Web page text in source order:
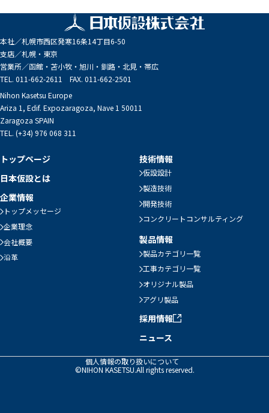
本社／札幌市西区発寒16条14丁目6-50
支店／札幌・東京
営業所／函館・苫小牧・旭川・釧路・北見・帯広
TEL. 011-662-2611 FAX. 011-662-2501
Nihon Kasetsu Europe
Ariza 1, Edif. Expozaragoza, Nave 1 50011
Zaragoza SPAIN
TEL. (+34) 976 068 311
トップページ
日本仮設とは
企業情報
トップメッセージ
企業理念
会社概要
沿革
技術情報
仮設設計
製造技術
開発技術
コンクリートコンサルティング
製品情報
製品カテゴリ一覧
工事カテゴリ一覧
オリジナル製品
アグリ製品
採用情報
ニュース
個人情報の取り扱いについて
©NIHON KASETSU.All rights reserved.